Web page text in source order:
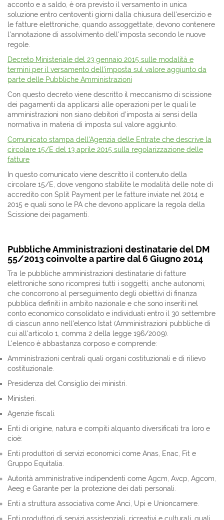
acconto e a saldo, è ora previsto il versamento in unica
soluzione entro centoventi giorni dalla chiusura dell'esercizio e
le fatture elettroniche, quando assoggettate, devono contenere
l'annotazione di assolvimento dell'imposta secondo le nuove
regole.
Decreto Ministeriale del 23 gennaio 2015 sulle modalità e
termini per il versamento dell’imposta sul valore aggiunto da
parte delle Pubbliche Amministrazioni
Con questo decreto viene descritto il meccanismo di scissione
dei pagamenti da applicarsi alle operazioni per le quali le
amministrazioni non siano debitori d’imposta ai sensi della
normativa in materia di imposta sul valore aggiunto.
Comunicato stampa dell'Agenzia delle Entrate che descrive la
circolare 15/E del 13 aprile 2015 sulla regolarizzazione delle
fatture
In questo comunicato viene descritto il contenuto della
circolare 15/E, dove vengono stabilite le modalità delle note di
accredito con Split Payment per le fatture inviate nel 2014 e
2015 e quali sono le PA che devono applicare la regola della
Scissione dei pagamenti.
Pubbliche Amministrazioni destinatarie del DM
55/2013 coinvolte a partire dal 6 Giugno 2014
Tra le pubbliche amministrazioni destinatarie di fatture
elettroniche sono ricompresi tutti i soggetti, anche autonomi,
che concorrono al perseguimento degli obiettivi di finanza
pubblica definiti in ambito nazionale e che sono inseriti nel
conto economico consolidato e individuati entro il 30 settembre
di ciascun anno nell'elenco Istat (Amministrazioni pubbliche di
cui all'articolo 1, comma 2 della legge 196/2009).
L'elenco è abbastanza corposo e comprende:
Amministrazioni centrali quali organi costituzionali e di rilievo
costituzionale.
Presidenza del Consiglio dei ministri.
Ministeri.
Agenzie fiscali.
Enti di origine, natura e compiti alquanto diversificati tra loro e
cioè:
Enti produttori di servizi economici come Anas, Enac, Fit e
Gruppo Equitalia.
Autorità amministrative indipendenti come Agcm, Avcp, Agcom,
Aeeg e Garante per la protezione dei dati personali.
Enti a struttura associativa come Anci, Upi e Unioncamere.